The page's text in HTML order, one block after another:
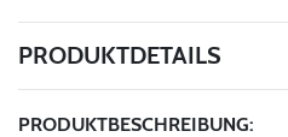
PRODUKTDETAILS
PRODUKTBESCHREIBUNG: